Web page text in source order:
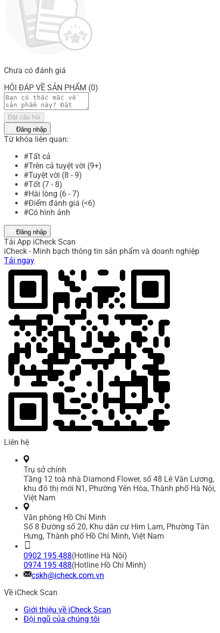
Chưa có đánh giá
HỎI ĐÁP VỀ SẢN PHẨM (0)
Đặt câu hỏi
Đăng nhập
Từ khóa liên quan:
#Tất cả
#Trên cả tuyệt vời (9+)
#Tuyệt vời (8 - 9)
#Tốt (7 - 8)
#Hài lòng (6 - 7)
#Điểm đánh giá (<6)
#Có hình ảnh
Đăng nhập
Tải App iCheck Scan
iCheck - Minh bạch thông tin sản phẩm và doanh nghiệp
Tải ngay
Liên hệ
Trụ sở chính
Tầng 12 toà nhà Diamond Flower, số 48 Lê Văn Lương,
khu đô thị mới N1, Phường Yên Hòa, Thành phố Hà Nội,
Việt Nam
Văn phòng Hồ Chí Minh
Số 8 Đường số 20, Khu dân cư Him Lam, Phường Tân
Hưng, Thành phố Hồ Chí Minh, Việt Nam
0902 195 488(Hotline Hà Nội)
0974 195 488(Hotline Hồ Chí Minh)
cskh@icheck.com.vn
Về iCheck Scan
Giới thiệu về iCheck Scan
Đội ngũ của chúng tôi